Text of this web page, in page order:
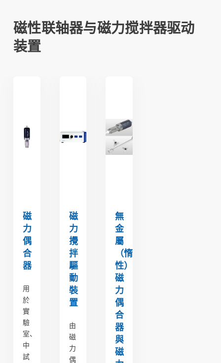
磁性联轴器与磁力搅拌器驱动
装置
磁
力
偶
合
器
用
於
實
驗
室、
中
試
磁
力
攪
拌
驅
動
裝
置
由
磁
力
偶
無
金
屬
（惰
性）
磁
力
偶
合
器
與
磁